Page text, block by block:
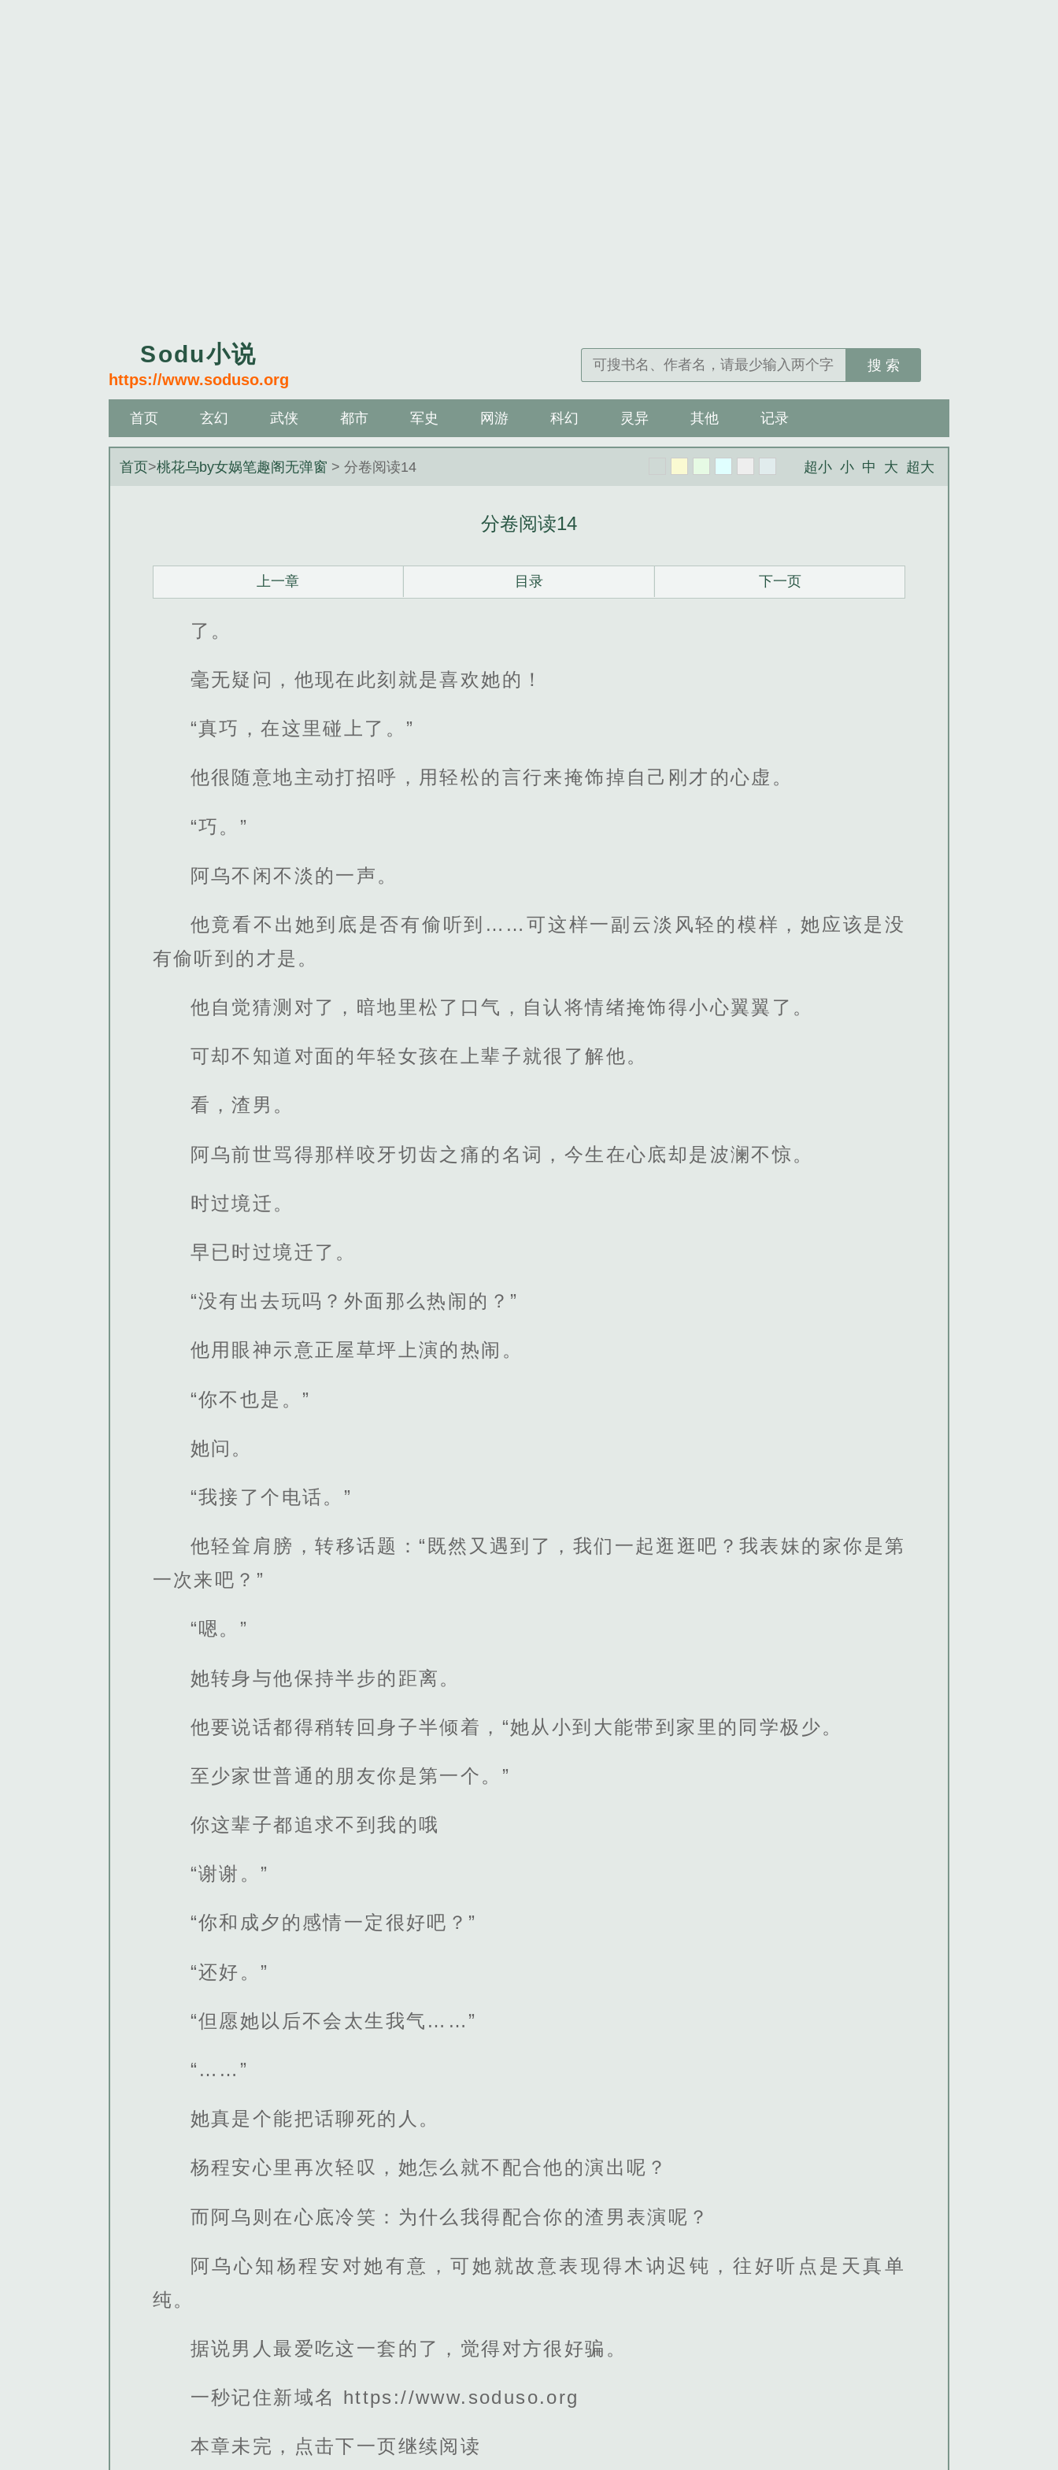
Sodu小说
https://www.soduso.org
搜 索
首页 玄幻 武侠 都市 军史 网游 科幻 灵异 其他 记录
首页>桃花乌by女娲笔趣阁无弹窗 > 分卷阅读14 超小 小 中 大 超大
分卷阅读14
上一章 目录 下一页
了。
毫无疑问，他现在此刻就是喜欢她的！
“真巧，在这里碰上了。”
他很随意地主动打招呼，用轻松的言行来掩饰掉自己刚才的心虚。
“巧。”
阿乌不闲不淡的一声。
他竟看不出她到底是否有偷听到……可这样一副云淡风轻的模样，她应该是没
有偷听到的才是。
他自觉猜测对了，暗地里松了口气，自认将情绪掩饰得小心翼翼了。
可却不知道对面的年轻女孩在上辈子就很了解他。
看，渣男。
阿乌前世骂得那样咬牙切齿之痛的名词，今生在心底却是波澜不惊。
时过境迁。
早已时过境迁了。
“没有出去玩吗？外面那么热闹的？”
他用眼神示意正屋草坪上演的热闹。
“你不也是。”
她问。
“我接了个电话。”
他轻耸肩膀，转移话题：“既然又遇到了，我们一起逛逛吧？我表妹的家你是第
一次来吧？”
“嗯。”
她转身与他保持半步的距离。
他要说话都得稍转回身子半倾着，“她从小到大能带到家里的同学极少。
至少家世普通的朋友你是第一个。”
你这辈子都追求不到我的哦
“谢谢。”
“你和成夕的感情一定很好吧？”
“还好。”
“但愿她以后不会太生我气……”
“……”
她真是个能把话聊死的人。
杨程安心里再次轻叹，她怎么就不配合他的演出呢？
而阿乌则在心底冷笑：为什么我得配合你的渣男表演呢？
阿乌心知杨程安对她有意，可她就故意表现得木讷迟钝，往好听点是天真单
纯。
据说男人最爱吃这一套的了，觉得对方很好骗。
一秒记住新域名 https://www.soduso.org
本章未完，点击下一页继续阅读